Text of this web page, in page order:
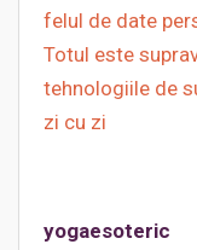
felul de date
Totul este
tehnologiile de
zi cu zi
yogaesoteric